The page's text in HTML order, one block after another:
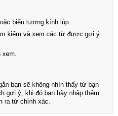
biểu tượng kính lúp.
kiếm và xem các từ được gợi ý
xem.
bạn sẽ không nhìn thấy từ bạn
gợi ý, khi đó bạn hãy nhập thêm
ra từ chính xác.